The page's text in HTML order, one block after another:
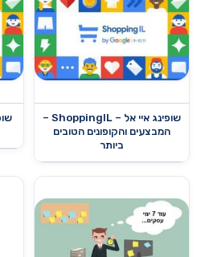
שופינג איי אל – ShoppingIL –
המבצעים והקופונים הטובים
ביותר